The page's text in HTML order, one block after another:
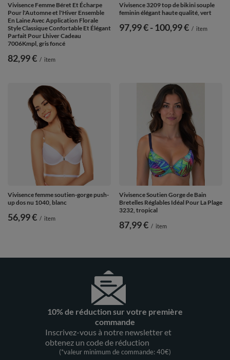
Vivisence Femme Béret Et Écharpe
Pour l'Automne et l'Hiver Ensemble
En Laine Avec Application Florale
Style Classique Confortable Et Élégant
Parfait Pour Lhiver Cadeau
7006Kmpl, gris foncé
82,99 € / item
Vivisence 3209 top de bikini souple
feminin élégant haute qualité, vert
de
97,99 €-vers le bas
100,99 € / item
Vivisence femme soutien-gorge push-
up dos nu 1040, blanc
56,99 € / item
Vivisence Soutien Gorge de Bain
Bretelles Réglables Idéal Pour La Plage
3232, tropical
87,99 € / item
10% de réduction sur votre première
commande
Inscrivez-vous à notre newsletter et
obtenez un code de réduction
(*valeur minimum de commande: 40€)